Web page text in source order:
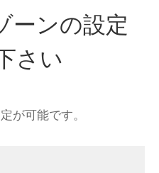
ーンの設定
さい
が可能です。